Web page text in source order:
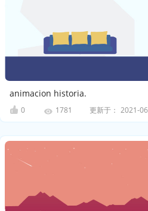
animacion historia.
0 1781 更新于： 2021-